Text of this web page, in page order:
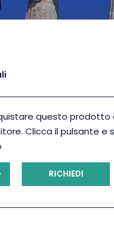
questo prodotto
Clicca il pulsante e
RICHIEDI